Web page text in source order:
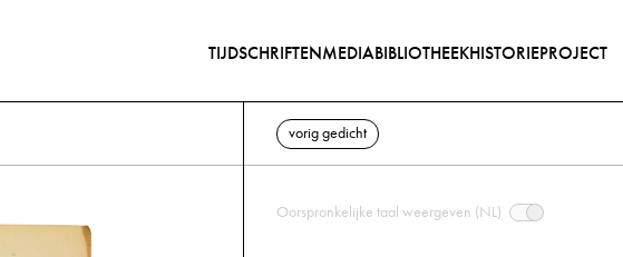
TIJDSCHRIFTENMEDIABIBLIOTHEEKHISTORIEPROJECT
vorig gedicht
Oorspronkelijke taal weergeven (NL)